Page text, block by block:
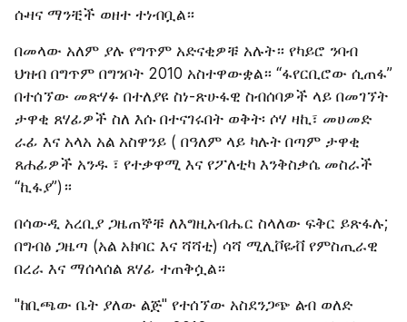
ሱዛና ማንቺች ወዘተ ተነብቧል።
በመላው አለም ያሉ የግጥም አድናቂዎቹ አሉት። የካይሮ ንባብ
ህዝብ በግጥም በግንቦት 2010 አስተዋውቋል። “ፋየርቢሮው ሲጠፋ”
በተሰኘው መጽሃፉ በተለያዩ ስነ-ጽሁፋዊ ስብሰባዎች ላይ በመገኘት
ታዋቂ ጸሃፊዎች ስለ እሱ በተናገሩበት ወቅት፡ ሶሃ ዛኪ፣ መሀመድ
ራፊ እና አላአ አል አስዋንይ ( በዓለም ላይ ካሉት በጣም ታዋቂ
ጸሐፊዎች አንዱ ፣ የተቃዋሚ እና የፖለቲካ እንቅስቃሴ መስራች
“ኪፋያ”)።
በሳውዲ አረቢያ ጋዜጠኞቹ ለእግዚአብሔር ስላለው ፍቅር ይጽፋሉ;
በግብፅ ጋዜጣ (አል አክባር እና ሻሻቲ) ሳሻ ሚሊቮዬቭ የምስጢራዊ
በረራ እና ማሰላሰል ጸሃፊ ተጠቅሷል።
"ከቢጫው ቤት ያለው ልጅ" የተሰኘው አስደንጋጭ ልብ ወለድ